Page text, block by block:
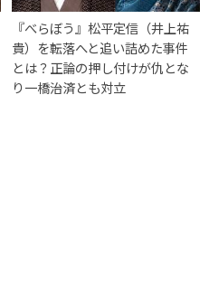
『べらぼう』松平定信（井上祐
貴）を転落へと追い詰めた事件
とは？正論の押し付けが仇とな
り一橋治済とも対立